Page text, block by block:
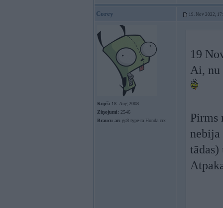
Corey 19. Nov 2022,
Kopš: 18. Aug 2008
Ziņojumi: 2546
Braucu ar: gc8 type-ra Honda crx
19
Ai, nu
Pirms
nebija
tādas)